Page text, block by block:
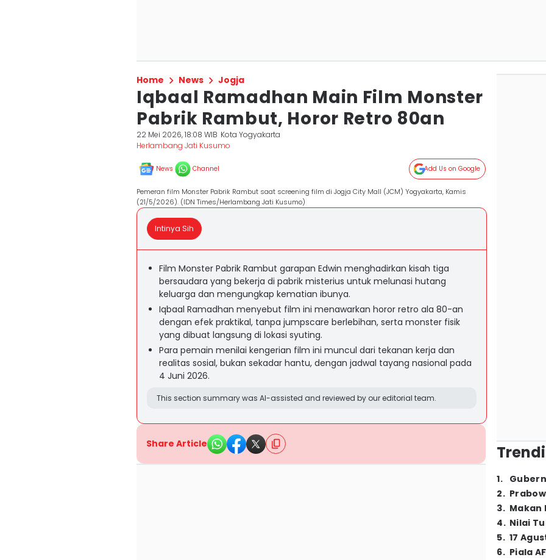
Home News Jogja
Iqbaal Ramadhan Main Film Monster
Pabrik Rambut, Horor Retro 80an
22 Mei 2026, 18:08 WIB Kota Yogyakarta
Herlambang Jati Kusumo
News Channel Add Us on Google
Pemeran film Monster Pabrik Rambut saat screening film di Jogja City Mall (JCM) Yogyakarta, Kamis
(21/5/2026). (IDN Times/Herlambang Jati Kusumo)
Intinya Sih
Film Monster Pabrik Rambut garapan Edwin menghadirkan kisah tiga
bersaudara yang bekerja di pabrik misterius untuk melunasi hutang
keluarga dan mengungkap kematian ibunya.
Iqbaal Ramadhan menyebut film ini menawarkan horor retro ala 80-an
dengan efek praktikal, tanpa jumpscare berlebihan, serta monster fisik
yang dibuat langsung di lokasi syuting.
Para pemain menilai kengerian film ini muncul dari tekanan kerja dan
realitas sosial, bukan sekadar hantu, dengan jadwal tayang nasional pada
4 Juni 2026.
This section summary was AI-assisted and reviewed by our editorial team.
Share Article
1.
2.
3. Makan
4. Nilai
5. 17
6. Piala